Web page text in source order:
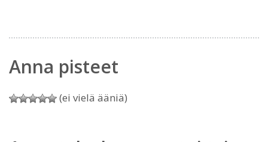
Anna pisteet
(ei vielä ääniä)